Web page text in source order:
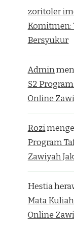
zoritoler
Komitmen:
Bersyukur
Admin
S2
Online
Rozi
Program
Zawiyah
Hestia
Mata
Online